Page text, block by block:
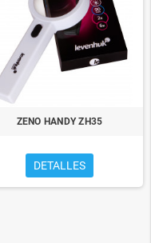
ZENO HANDY ZH35
DETALLES